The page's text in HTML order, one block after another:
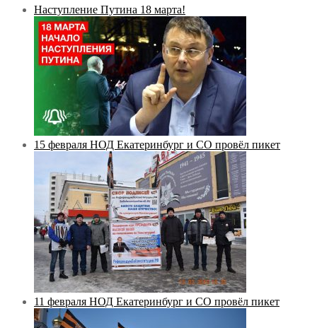
Наступление Путина 18 марта!
15 февраля НОД Екатеринбург и СО провёл пикет
11 февраля НОД Екатеринбург и СО провёл пикет